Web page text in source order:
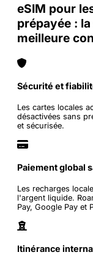
eSIM pour
prépayée :
meilleure
Sécurité et
Les cartes locales
désactivées sans
et sécurisée.
Paiement global
Les recharges
l'argent liquide.
Pay, Google Pay et
Itinérance